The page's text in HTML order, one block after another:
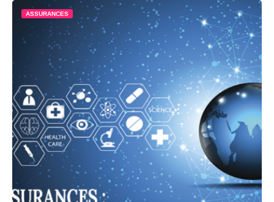
ASSURANCES